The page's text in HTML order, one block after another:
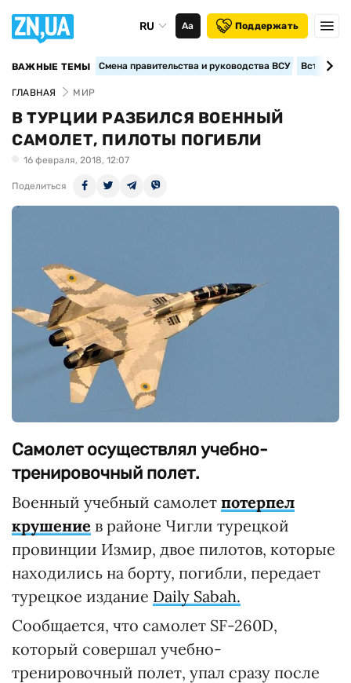
RU Аа Поддержать
ВАЖНЫЕ ТЕМЫ Смена правительства и руководства ВСУ
ГЛАВНАЯ МИР
В ТУРЦИИ РАЗБИЛСЯ ВОЕННЫЙ
САМОЛЕТ, ПИЛОТЫ ПОГИБЛИ
16 февраля, 2018, 12:07
Поделиться
Самолет осуществлял учебно-
тренировочный полет.
Военный учебный самолет потерпел
крушение в районе Чигли турецкой
провинции Измир, двое пилотов, которые
находились на борту, погибли, передает
турецкое издание Daily Sabah.
Сообщается, что самолет SF-260D,
который совершал учебно-
тренировочный полет, упал сразу после